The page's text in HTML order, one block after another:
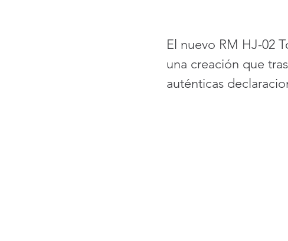
El nuevo RM HJ-02
una creación que
auténticas